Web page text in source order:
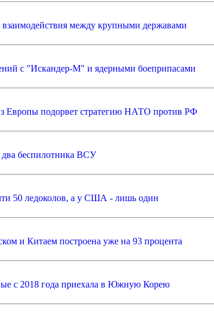
между крупными державами
с "Искандер-М" и ядерными боеприпасами
Европы подорвет стратегию НАТО против РФ
беспилотника ВСУ
50 ледоколов, а у США - лишь один
и Китаем построена уже на 93 процента
с 2018 года приехала в Южную Корею